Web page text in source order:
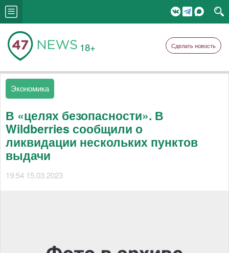
18+ Сделать новость
Экономика
В «целях безопасности». В
Wildberries сообщили о
ликвидации нескольких пунктов
выдачи
19:54 15.03.2023